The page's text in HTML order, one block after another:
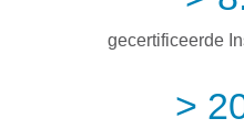
gecertificeerde
>